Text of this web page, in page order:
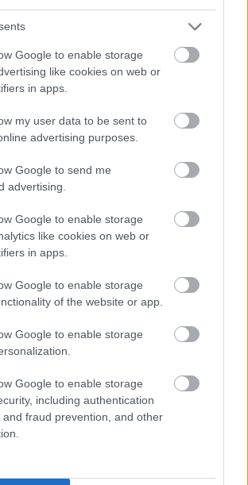
Google to enable storage
like cookies on web or
in apps.
my user data to be sent to
advertising purposes.
Google to send me
advertising.
Google to enable storage
like cookies on web or
in apps.
Google to enable storage
of the website or app.
Google to enable storage
Google to enable storage
including authentication
and fraud prevention, and other